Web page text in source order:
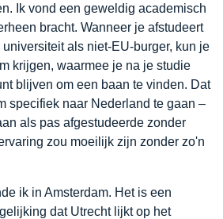
Ik vond een geweldig academisch
bracht. Wanneer je afstudeert
als niet-EU-burger, kun je
krijgen, waarmee je na je studie
blijven om een baan te vinden. Dat
specifiek naar Nederland te gaan –
als pas afgestudeerde zonder
zou moeilijk zijn zonder zo'n
ik in Amsterdam. Het is een
dat Utrecht lijkt op het